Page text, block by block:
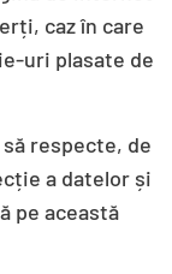
caz în care
uri plasate de
respecte, de
a datelor și
pe această